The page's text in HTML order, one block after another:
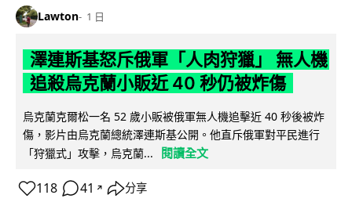
Lawton 1 日
澤連斯基怒斥俄軍「人肉狩獵」 無人機
追殺烏克蘭小販近 40 秒仍被炸傷
烏克蘭克爾松一名 52 歲小販被俄軍無人機追擊近 40 秒後被炸
傷，影片由烏克蘭總統澤連斯基公開。他直斥俄軍對平民進行
「狩獵式」攻擊，烏克蘭...
閱讀全文
118 41 ↗ 分享